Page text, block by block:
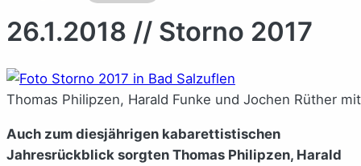
26.1.2018 // Storno 2017
Thomas Philipzen, Harald Funke und Jochen Rüther
Auch zum diesjährigen kabarettistischen
Jahresrückblick sorgten Thomas Philipzen, Harald